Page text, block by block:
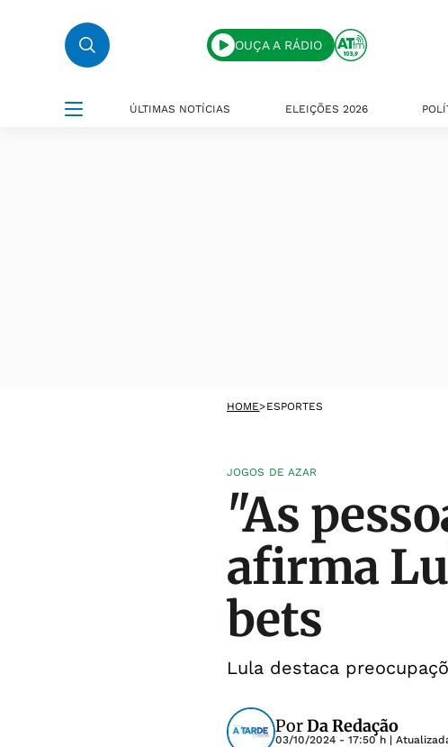
OUÇA A RÁDIO
ÚLTIMAS NOTÍCIAS ELEIÇÕES 2026
HOME>ESPORTES
JOGOS DE AZAR
"As
afirma
bets
Lula destaca
PorDa Redação
03/10/2024 - 17:50 h |